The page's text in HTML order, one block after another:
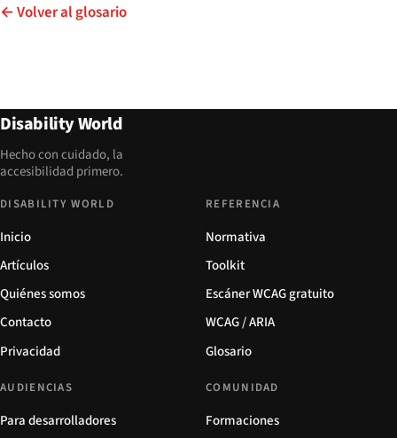
← Volver al glosario
Disability World
Hecho con cuidado, la
accesibilidad primero.
DISABILITY WORLD
Inicio
Artículos
Quiénes somos
Contacto
Privacidad
REFERENCIA
Normativa
Toolkit
Escáner WCAG gratuito
WCAG / ARIA
Glosario
AUDIENCIAS
Para desarrolladores
COMUNIDAD
Formaciones